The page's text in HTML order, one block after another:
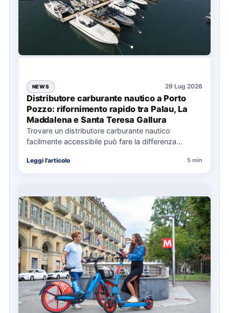
NEWS 29 Lug 2026
Distributore carburante nautico a Porto
Pozzo: rifornimento rapido tra Palau, La
Maddalena e Santa Teresa Gallura
Trovare un distributore carburante nautico
facilmente accessibile può fare la differenza
soprattutto…
Leggi l'articolo 5 min